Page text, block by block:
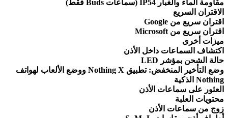
مقاومة الماء والغبار IP54 (سماعات Buds فقط)
الاقتران السريع
اقتران سريع من Google
اقتران سريع من Microsoft
ميزات أخرى
اكتشاف السماعات داخل الأذن
حالة الشحن بمؤشر LED
وضع التأخير المنخفض: تطبيق Nothing X ووضع الألعاب لهواتف
Nothing الذكية
العثور على سماعات الأذن
محتويات العلبة
زوج من سماعات الأذن